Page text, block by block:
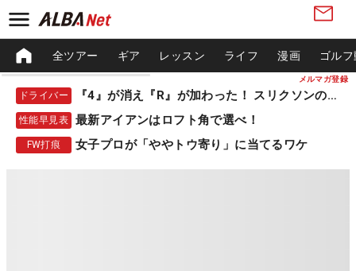
メルマガ登録
全ツアー ギア レッスン ライフ 漫画 ゴル
ドライバー 『4』が消え『R』が加わった！ スリクソンの新作
性能早見表 最新アイアンはロフト角で選べ！
FW打痕 女子プロが「ややトウ寄り」に当てるワケ